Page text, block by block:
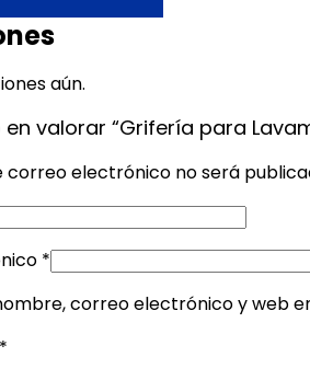
aún.
en valorar “Grifería para
correo electrónico no será
*
correo electrónico y web
*